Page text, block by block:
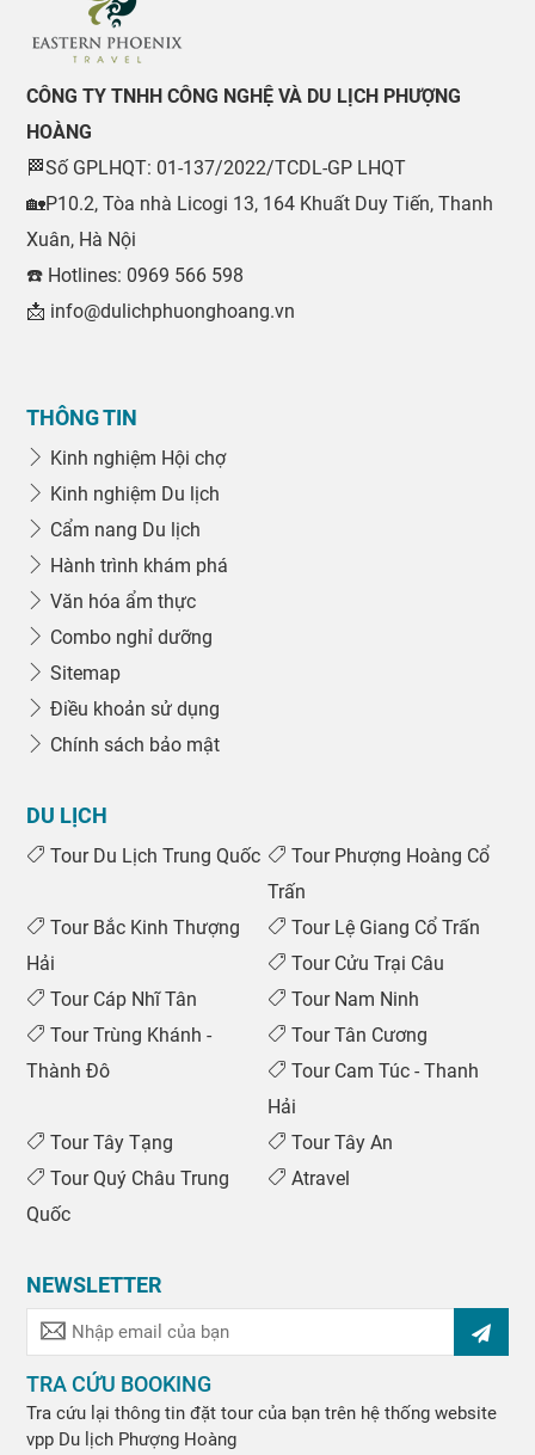
CÔNG TY TNHH CÔNG NGHỆ VÀ DU LỊCH PHƯỢNG
HOÀNG
🏁Số GPLHQT: 01-137/2022/TCDL-GP LHQT
🏡P10.2, Tòa nhà Licogi 13, 164 Khuất Duy Tiến, Thanh
Xuân, Hà Nội
☎️ Hotlines: 0969 566 598
📩 info@dulichphuonghoang.vn
THÔNG TIN
Kinh nghiệm Hội chợ
Kinh nghiệm Du lịch
Cẩm nang Du lịch
Hành trình khám phá
Văn hóa ẩm thực
Combo nghỉ dưỡng
Sitemap
Điều khoản sử dụng
Chính sách bảo mật
DU LỊCH
Tour Du Lịch Trung Quốc
Tour Phượng Hoàng Cổ
Trấn
Tour Bắc Kinh Thượng
Hải
Tour Lệ Giang Cổ Trấn
Tour Cửu Trại Câu
Tour Cáp Nhĩ Tân
Tour Nam Ninh
Tour Trùng Khánh -
Thành Đô
Tour Tân Cương
Tour Cam Túc - Thanh
Hải
Tour Tây Tạng
Tour Tây An
Tour Quý Châu Trung
Quốc
Atravel
NEWSLETTER
TRA CỨU BOOKING
Tra cứu lại thông tin đặt tour của bạn trên hệ thống website
vpp Du lịch Phượng Hoàng